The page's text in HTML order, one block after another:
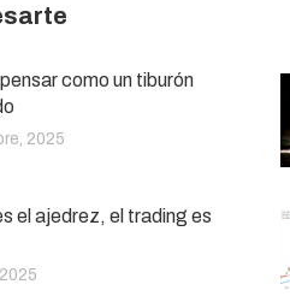
como un tiburón
2025
el ajedrez, el trading es